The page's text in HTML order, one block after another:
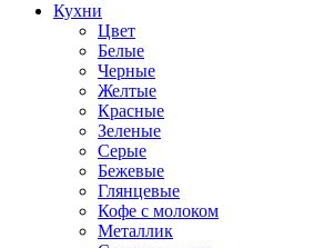
Кухни
Цвет
Белые
Черные
Желтые
Красные
Зеленые
Серые
Бежевые
Глянцевые
Кофе с молоком
Металлик